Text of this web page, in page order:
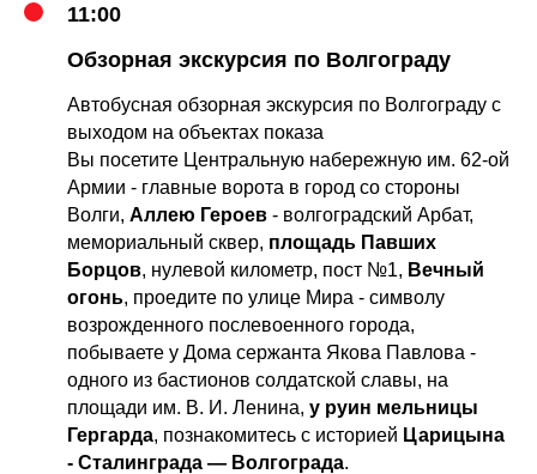
11:00
Обзорная экскурсия по Волгограду
Автобусная обзорная экскурсия по Волгограду с
выходом на объектах показа
Вы посетите Центральную набережную им. 62-ой
Армии - главные ворота в город со стороны
Волги, Аллею Героев - волгоградский Арбат,
мемориальный сквер, площадь Павших
Борцов, нулевой километр, пост №1, Вечный
огонь, проедите по улице Мира - символу
возрожденного послевоенного города,
побываете у Дома сержанта Якова Павлова -
одного из бастионов солдатской славы, на
площади им. В. И. Ленина, у руин мельницы
Гергарда, познакомитесь с историей Царицына
- Сталинграда — Волгограда.